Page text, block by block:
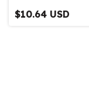
$10.64 USD